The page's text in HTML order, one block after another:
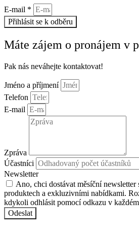
E-mail *
Přihlásit se k odběru
Máte zájem o pronájem v
Pak nás neváhejte kontaktovat!
Jméno a příjmení
Telefon
E-mail
Zpráva
Účastníci
Newsletter
Ano, chci dostávat měsíční
produktech a exkluzivními nabídkami.
kdykoli odhlásit pomocí odkazu v
Odeslat